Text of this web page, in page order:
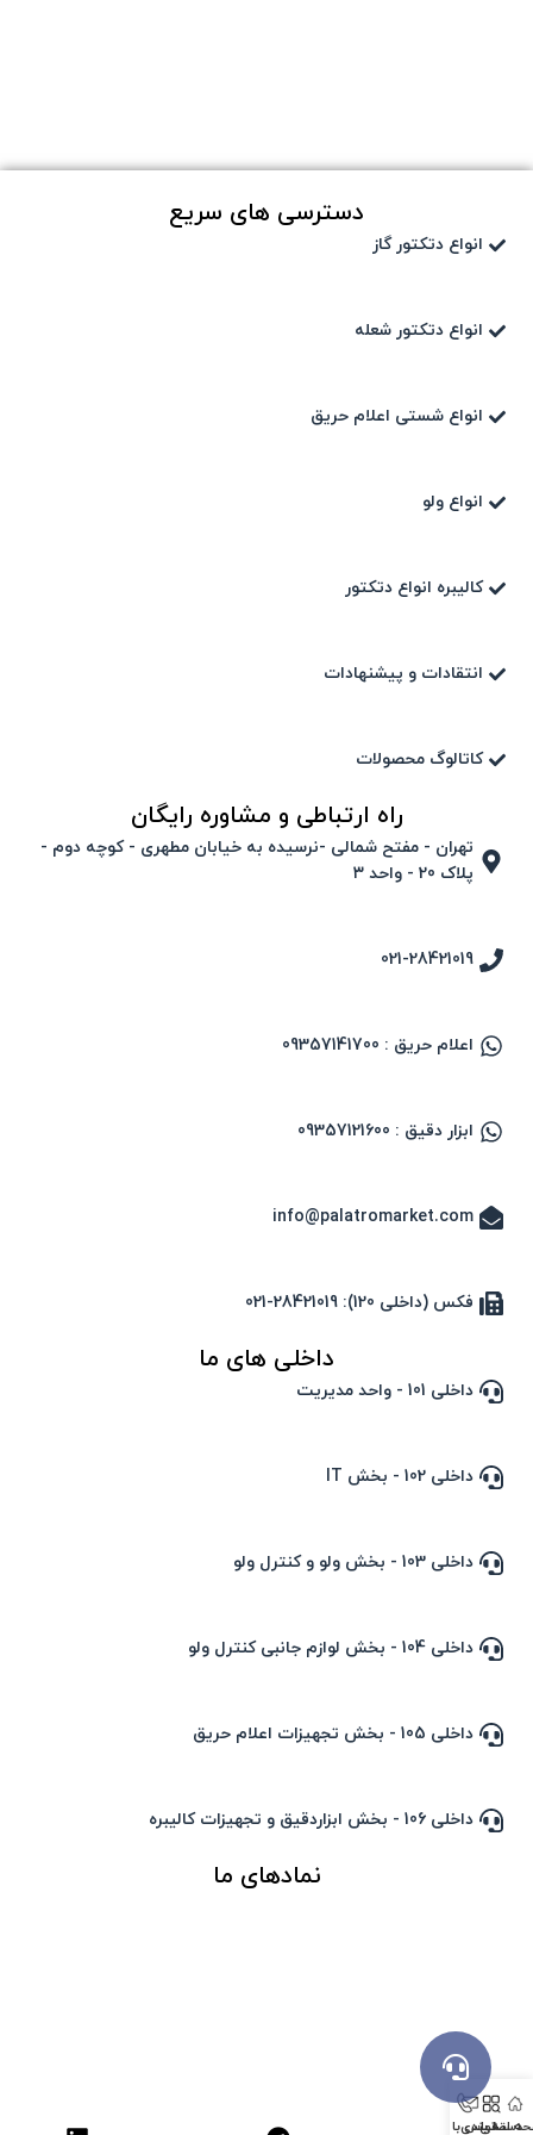
دسترسی های سریع
انواع دتکتور گاز
انواع دتکتور شعله
انواع شستی اعلام حریق
انواع ولو
کالیبره انواع دتکتور
انتقادات و پیشنهادات
کاتالوگ محصولات
راه ارتباطی و مشاوره رایگان
تهران - مفتح شمالی -نرسیده به خیابان مطهری - کوچه دوم -
پلاک 20 - واحد ۳
021-28421019
اعلام حریق : 09357141700
ابزار دقیق : 09357121600
info@palatromarket.com
فکس (داخلی 120): 28421019-021
داخلی های ما
داخلی 101 - واحد مدیریت
داخلی 102 - بخش IT
داخلی 103 - بخش ولو و کنترل ولو
داخلی 104 - بخش لوازم جانبی کنترل ولو
داخلی 105 - بخش تجهیزات اعلام حریق
داخلی 106 - بخش ابزاردقیق و تجهیزات کالیبره
نمادهای ما
اصلی
دسته بندی
تماس با ما